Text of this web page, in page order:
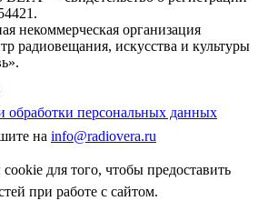
некоммерческая организация
радиовещания, искусства и культуры
персональных данных
на info@radiovera.ru
для того, чтобы предоставить
при работе с сайтом.